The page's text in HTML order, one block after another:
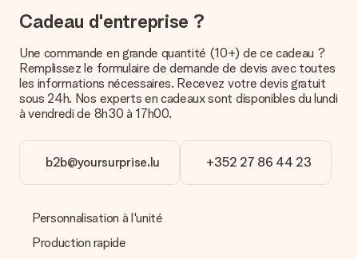
Comment puis-je régler ma commande ?
Nous proposons les formes de paiement suivantes : Paypal,
carte bancaire ou par virement bancaire. Comptez un délai de
3 jours supplémentaires pour la livraison de votre cadeau en
Réception du cadeau
Que puis-je faire si le cadeau ne me convient pas tout à
Nous déplorons le fait que votre cadeau ne vous plaise pas.
Vous pouvez dans ce cas contacter notre service client qui
vous aidera à trouver une solution satisfaisante.
Cadeau d'entreprise ?
Une commande en grande quantité (10+) de ce cadeau ?
Remplissez le formulaire de demande de devis avec toutes
les informations nécessaires. Recevez votre devis gratuit
sous 24h. Nos experts en cadeaux sont disponibles du lundi
à vendredi de 8h30 à 17h00.
b2b@yoursurprise.lu +352 27 86 44 23
Personnalisation à l'unité
Production rapide